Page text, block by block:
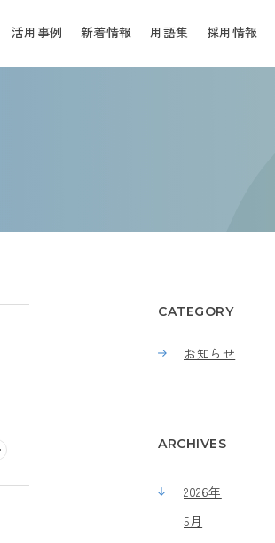
活用事例 新着情報 用語集 採用情報
CATEGORY
お知らせ
ARCHIVES
2026年
5月